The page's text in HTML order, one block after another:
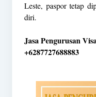
Leste, paspor tetap
diri.
Jasa Pengurusan
+6287727688883